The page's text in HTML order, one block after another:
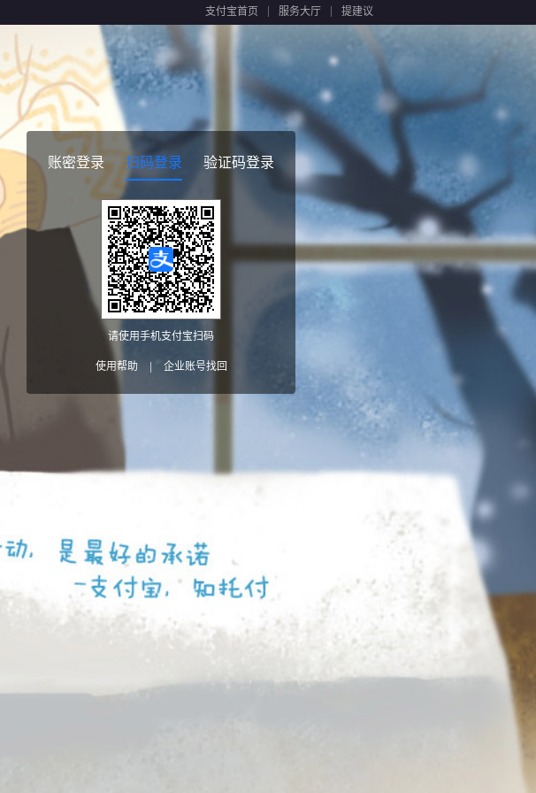
支付宝首页 服务大厅 提建议
账密登录 扫码登录 验证码登录
请使用手机支付宝扫码
使用帮助 企业账号找回